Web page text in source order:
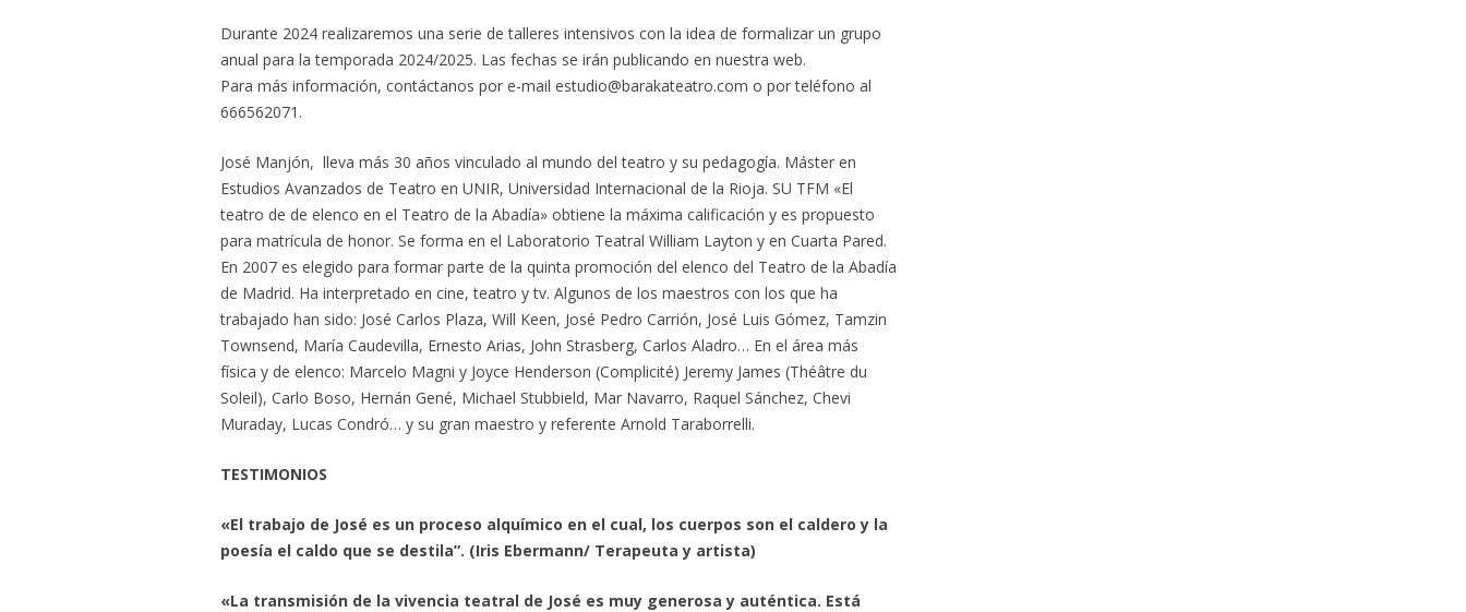
Durante 2024 realizaremos una serie de talleres intensivos con la idea de formalizar un grupo
anual para la temporada 2024/2025. Las fechas se irán publicando en nuestra web.
Para más información, contáctanos por e-mail estudio@barakateatro.com o por teléfono al
666562071.
José Manjón, lleva más 30 años vinculado al mundo del teatro y su pedagogía. Máster en
Estudios Avanzados de Teatro en UNIR, Universidad Internacional de la Rioja. SU TFM «El
teatro de de elenco en el Teatro de la Abadía» obtiene la máxima calificación y es propuesto
para matrícula de honor. Se forma en el Laboratorio Teatral William Layton y en Cuarta Pared.
En 2007 es elegido para formar parte de la quinta promoción del elenco del Teatro de la Abadía
de Madrid. Ha interpretado en cine, teatro y tv. Algunos de los maestros con los que ha
trabajado han sido: José Carlos Plaza, Will Keen, José Pedro Carrión, José Luis Gómez, Tamzin
Townsend, María Caudevilla, Ernesto Arias, John Strasberg, Carlos Aladro… En el área más
física y de elenco: Marcelo Magni y Joyce Henderson (Complicité) Jeremy James (Théâtre du
Soleil), Carlo Boso, Hernán Gené, Michael Stubbield, Mar Navarro, Raquel Sánchez, Chevi
Muraday, Lucas Condró… y su gran maestro y referente Arnold Taraborrelli.
TESTIMONIOS
«El trabajo de José es un proceso alquímico en el cual, los cuerpos son el caldero y la
poesía el caldo que se destila”. (Iris Ebermann/ Terapeuta y artista)
«La transmisión de la vivencia teatral de José es muy generosa y auténtica. Está